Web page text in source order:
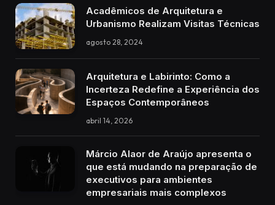
Acadêmicos de Arquitetura e
Urbanismo Realizam Visitas Técnicas
agosto 28, 2024
Arquitetura e Labirinto: Como a
Incerteza Redefine a Experiência dos
Espaços Contemporâneos
abril 14, 2026
Márcio Alaor de Araújo apresenta o
que está mudando na preparação de
executivos para ambientes
empresariais mais complexos